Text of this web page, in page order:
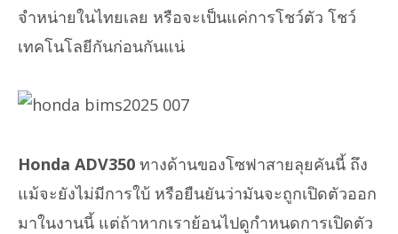
จำหน่ายในไทยเลย หรือจะเป็นแค่การโชว์ตัว โชว์
เทคโนโลยีกันก่อนกันแน่
Honda ADV350 ทางด้านของโซฟาสายลุยคันนี้ ถึง
แม้จะยังไม่มีการใบ้ หรือยืนยันว่ามันจะถูกเปิดตัวออก
มาในงานนี้ แต่ถ้าหากเราย้อนไปดูกำหนดการเปิดตัว